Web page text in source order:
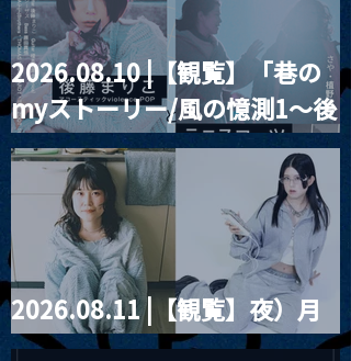
2026.08.10 |【観覧】「巷の
myストーリー/風の憶測1～後
藤まりこアコースティック
violence POPとテニスコー
ツ」
2026.08.11 |【観覧】夜）月
見ル君想フpre. Sugar Shock